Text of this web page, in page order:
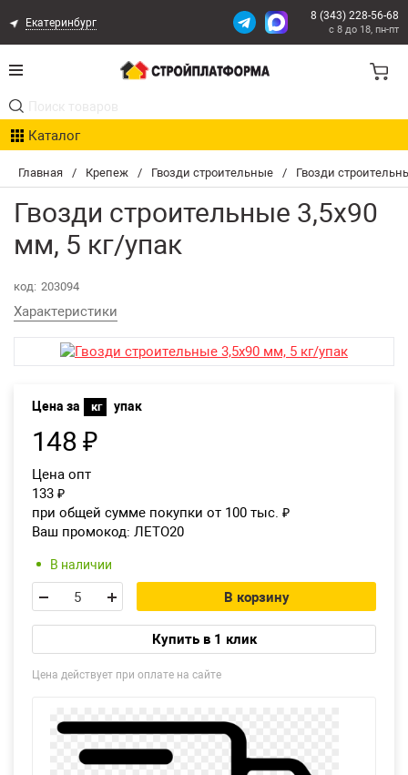
Главная / Крепеж / Гвозди строительные / Гвозди
Гвозди строительные 3,5х90
мм, 5 кг/упак
код: 203094
Характеристики
Цена за кг упак
148 ₽
Цена опт
133 ₽
при общей сумме покупки от 100 тыс. ₽
Ваш промокод: ЛЕТО20
В наличии
В корзину
Купить в 1 клик
Цена действует при оплате на сайте
Екатеринбург
8 (343) 228-56-68
с 8 до 18, пн-пт
Каталог
Акции
Расчет доставки
Организациям
Опыт поставок
Контакты
Оплата и Доставка
Возврат товара
Екатеринбург